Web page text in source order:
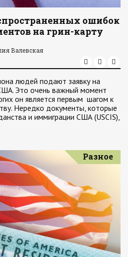
ошибок
на грин-карту
Валевская
людей подают заявку на
Это очень важный момент
он является первым шагом к
Нередко документы, которые
и иммиграции США (USCIS),
Разное